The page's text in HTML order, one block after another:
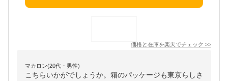
価格と在庫を楽天でチェック >>
マカロン(20代・男性)
こちらいかがでしょうか。箱のパッケージも東京らしさ